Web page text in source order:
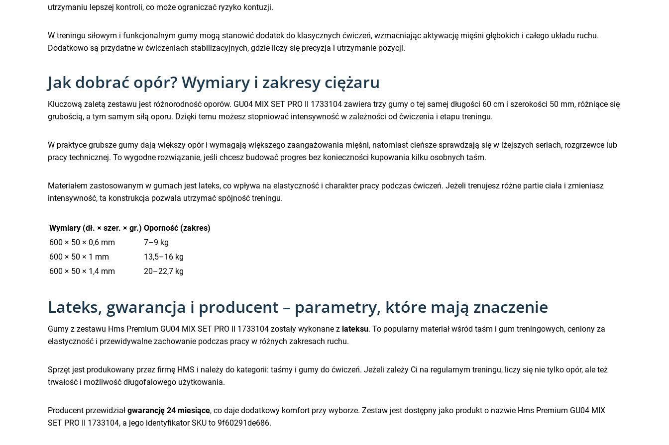
utrzymaniu lepszej kontroli, co może ograniczać ryzyko kontuzji.
W treningu siłowym i funkcjonalnym gumy mogą stanowić dodatek do klasycznych ćwiczeń, wzmacniając aktywację mięśni głębokich i całego układu ruchu.
Dodatkowo są przydatne w ćwiczeniach stabilizacyjnych, gdzie liczy się precyzja i utrzymanie pozycji.
Jak dobrać opór? Wymiary i zakresy ciężaru
Kluczową zaletą zestawu jest różnorodność oporów. GU04 MIX SET PRO II 1733104 zawiera trzy gumy o tej samej długości 60 cm i szerokości 50 mm, różniące się
grubością, a tym samym siłą oporu. Dzięki temu możesz stopniować intensywność w zależności od ćwiczenia i etapu treningu.
W praktyce grubsze gumy dają większy opór i wymagają większego zaangażowania mięśni, natomiast cieńsze sprawdzają się w lżejszych seriach, rozgrzewce lub
pracy technicznej. To wygodne rozwiązanie, jeśli chcesz budować progres bez konieczności kupowania kilku osobnych taśm.
Materiałem zastosowanym w gumach jest lateks, co wpływa na elastyczność i charakter pracy podczas ćwiczeń. Jeżeli trenujesz różne partie ciała i zmieniasz
intensywność, ta konstrukcja pozwala utrzymać spójność treningu.
Wymiary (dł. × szer. × gr.) Oporność (zakres)
600 × 50 × 0,6 mm
7–9 kg
600 × 50 × 1 mm
13,5–16 kg
600 × 50 × 1,4 mm
20–22,7 kg
Lateks, gwarancja i producent – parametry, które mają znaczenie
Gumy z zestawu Hms Premium GU04 MIX SET PRO II 1733104 zostały wykonane z lateksu. To popularny materiał wśród taśm i gum treningowych, ceniony za
elastyczność i przewidywalne zachowanie podczas pracy w różnych zakresach ruchu.
Sprzęt jest produkowany przez firmę HMS i należy do kategorii: taśmy i gumy do ćwiczeń. Jeżeli zależy Ci na regularnym treningu, liczy się nie tylko opór, ale też
trwałość i możliwość długofalowego użytkowania.
Producent przewidział gwarancję 24 miesiące, co daje dodatkowy komfort przy wyborze. Zestaw jest dostępny jako produkt o nazwie Hms Premium GU04 MIX
SET PRO II 1733104, a jego identyfikator SKU to 9f60291de686.